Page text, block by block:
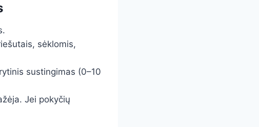
sėklomis,
sustingimas (0–10
Jei pokyčių